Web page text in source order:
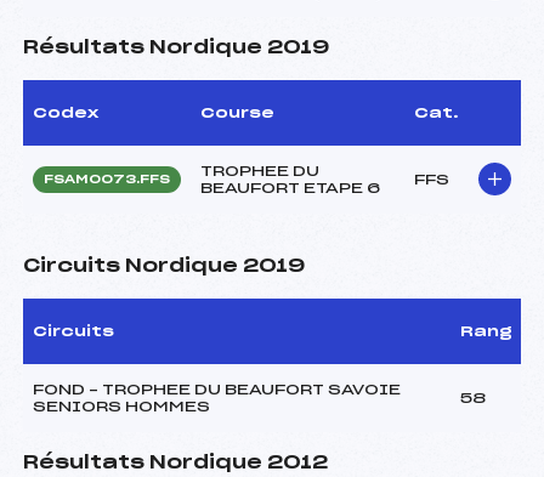
Résultats Nordique 2019
Codex Course Cat.
FSAM0073.FFS
TROPHEE DU
BEAUFORT ETAPE 6
FFS
Circuits Nordique 2019
Circuits Rang
FOND – TROPHEE DU BEAUFORT SAVOIE
SENIORS HOMMES
58
Résultats Nordique 2012